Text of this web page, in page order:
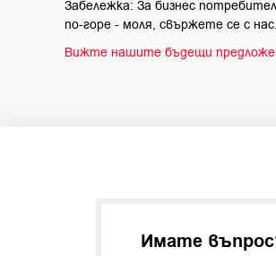
Забележка: За бизнес
по-горе - моля, свържете се с нас.
Вижте нашите бъдещи
Имате